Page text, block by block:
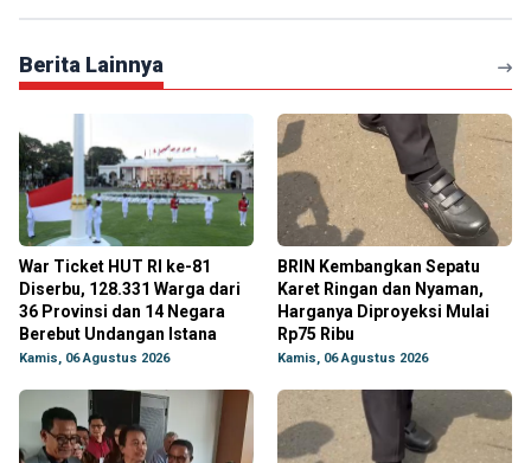
Berita Lainnya
War Ticket HUT RI ke-81
Diserbu, 128.331 Warga dari
36 Provinsi dan 14 Negara
Berebut Undangan Istana
Kamis, 06 Agustus 2026
BRIN Kembangkan Sepatu
Karet Ringan dan Nyaman,
Harganya Diproyeksi Mulai
Rp75 Ribu
Kamis, 06 Agustus 2026